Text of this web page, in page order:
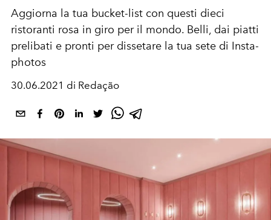
Aggiorna la tua bucket-list con questi dieci
ristoranti rosa in giro per il mondo. Belli, dai piatti
prelibati e pronti per dissetare la tua sete di Insta-
photos
30.06.2021 di Redação